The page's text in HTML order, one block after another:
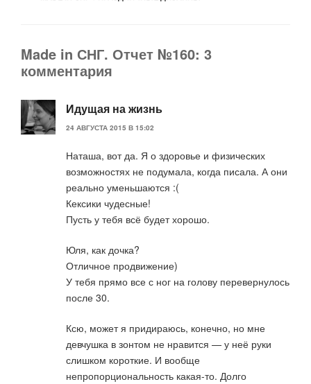
Made in СНГ. Отчет №160: 3
комментария
Идущая на жизнь
24 АВГУСТА 2015 В 15:02
Наташа, вот да. Я о здоровье и физических
возможностях не подумала, когда писала. А они
реально уменьшаются :(
Кексики чудесные!
Пусть у тебя всё будет хорошо.
Юля, как дочка?
Отличное продвижение)
У тебя прямо все с ног на голову перевернулось
после 30.
Ксю, может я придираюсь, конечно, но мне
девчушка в зонтом не нравится — у неё руки
слишком короткие. И вообще
непропорциональность какая-то. Долго